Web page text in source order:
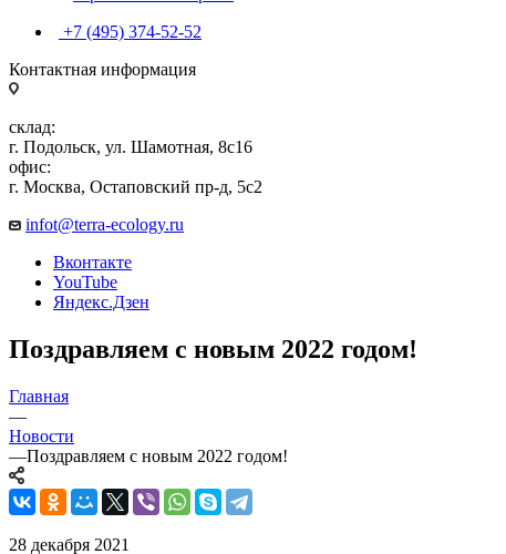
+7 (495) 374-52-52
Контактная информация
склад:
г. Подольск, ул. Шамотная, 8с16
офис:
г. Москва, Остаповский пр-д, 5с2
infot@terra-ecology.ru
Вконтакте
YouTube
Яндекс.Дзен
Поздравляем с новым 2022 годом!
Главная
—
Новости
—Поздравляем с новым 2022 годом!
28 декабря 2021